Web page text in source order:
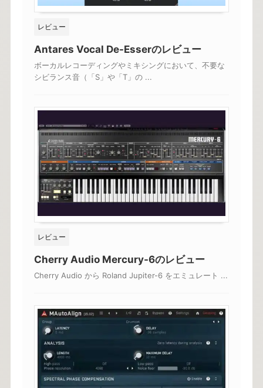
レビュー
Antares Vocal De-Esserのレビュー
ボーカルレコーディングやミキシングにおいて、不要な
シビランス音（「S」や「T」の ...
レビュー
Cherry Audio Mercury-6のレビュー
Cherry Audio から Roland Jupiter-6 をエミュレート ...